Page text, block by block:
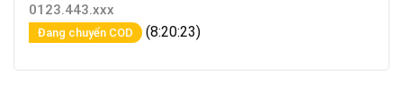
0123.443.xxx
Đang chuyển COD (8:20:23)